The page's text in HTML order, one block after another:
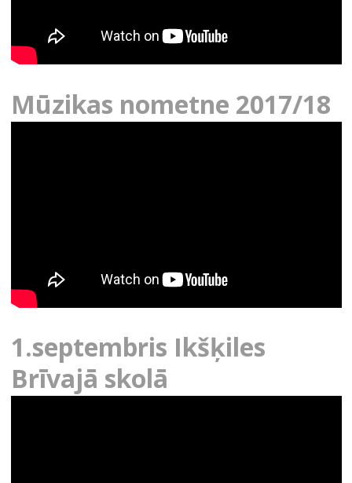
Mūzikas nometne 2017/18
1.septembris Ikšķiles
Brīvajā skolā